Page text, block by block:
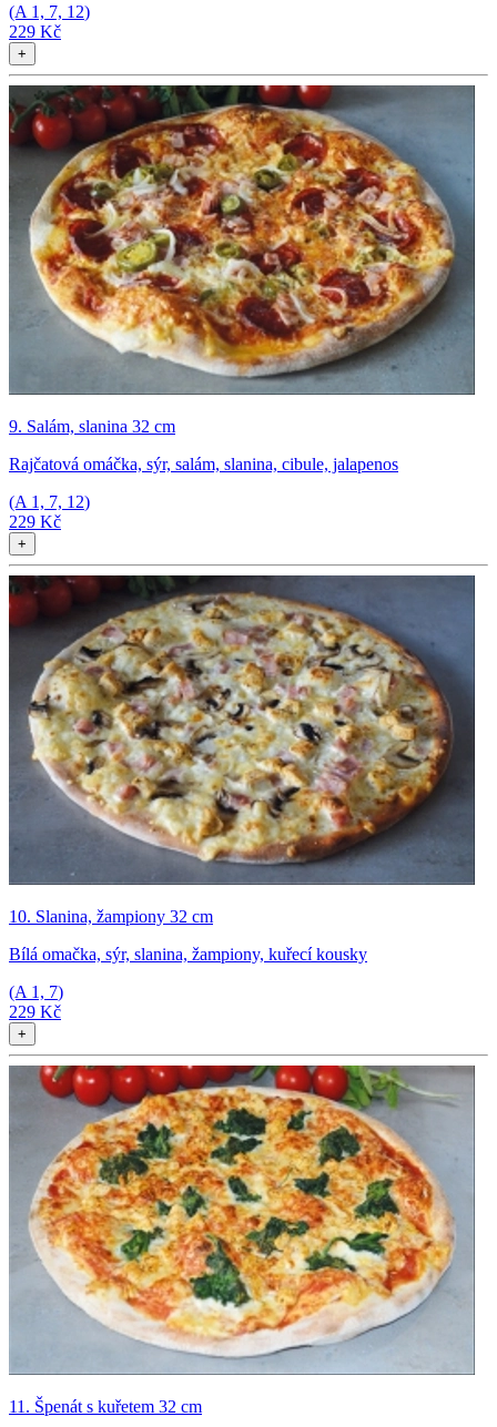
(A 1, 7, 12)
229 Kč
+
9. Salám, slanina 32 cm
Rajčatová omáčka, sýr, salám, slanina, cibule, jalapenos
(A 1, 7, 12)
229 Kč
+
10. Slanina, žampiony 32 cm
Bílá omačka, sýr, slanina, žampiony, kuřecí kousky
(A 1, 7)
229 Kč
+
11. Špenát s kuřetem 32 cm